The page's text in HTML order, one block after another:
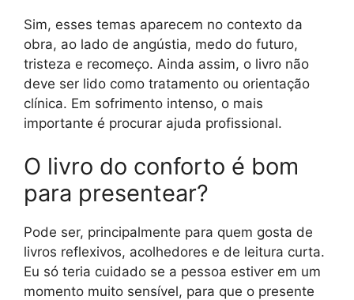
Sim, esses temas aparecem no contexto da
obra, ao lado de angústia, medo do futuro,
tristeza e recomeço. Ainda assim, o livro não
deve ser lido como tratamento ou orientação
clínica. Em sofrimento intenso, o mais
importante é procurar ajuda profissional.
O livro do conforto é bom
para presentear?
Pode ser, principalmente para quem gosta de
livros reflexivos, acolhedores e de leitura curta.
Eu só teria cuidado se a pessoa estiver em um
momento muito sensível, para que o presente